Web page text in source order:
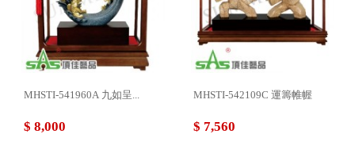
MHSTI-541960A 九如呈...
$ 8,000
MHSTI-542109C 運籌帷幄
$ 7,560